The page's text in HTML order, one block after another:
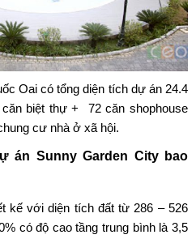
Oaicó tổng diện tích dự án 24.4
biệt thự + 72 căn shophouse
cư nhà ở xã hội.
án Sunny Garden Citybao
kế với diện tích đất từ 286 – 526
có độ cao tầng trung bình là 3,5